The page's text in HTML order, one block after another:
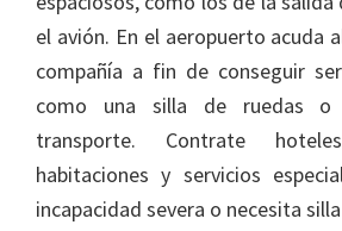
el avión. En el aeropuerto acuda
compañía a fin de conseguir
como una silla de ruedas o
transporte. Contrate
habitaciones y servicios
incapacidad severa o necesita